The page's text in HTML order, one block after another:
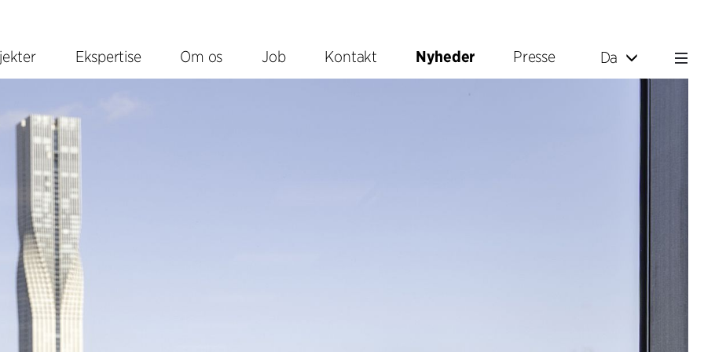
Ekspertise Om os Job Kontakt Nyheder Presse Da